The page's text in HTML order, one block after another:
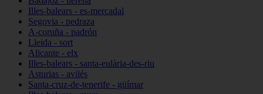
Illes-balears - es-mercadal
Segovia - pedraza
A-coruña - padrón
Lleida - sort
Alicante - elx
Illes-balears - santa-eulària-des-riu
Asturias - avilés
Santa-cruz-de-tenerife - güímar